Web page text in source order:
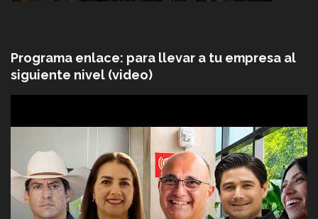
Programa enlace: para llevar a tu empresa al
siguiente nivel (video)